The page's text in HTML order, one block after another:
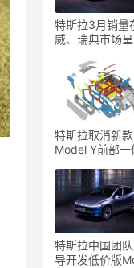
特斯拉3月销量
威、瑞典市场呈
特斯拉取消新款
Model Y前部一
铸工艺
特斯拉中国团
导开发低价版